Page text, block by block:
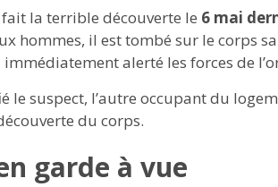
la terrible découverte le 6 mai
hommes, il est tombé sur le corps
alerté les forces de
suspect, l’autre occupant du
du corps.
garde à vue